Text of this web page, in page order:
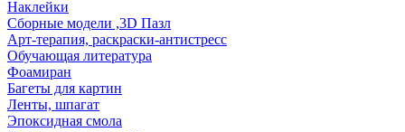
Наклейки
Сборные модели ,3D Пазл
Арт-терапия, раскраски-антистресс
Обучающая литература
Фоамиран
Багеты для картин
Ленты, шпагат
Эпоксидная смола